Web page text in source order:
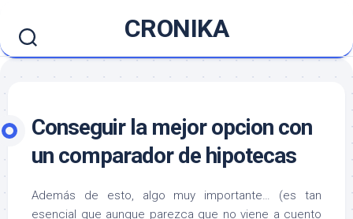
contenido
CRONIKA
Conseguir la mejor opcion con
un comparador de hipotecas
Además de esto, algo muy importante… (es tan
esencial que aunque parezca que no viene a cuento